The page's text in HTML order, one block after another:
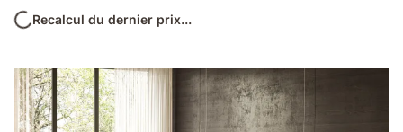
Recalcul du dernier prix...